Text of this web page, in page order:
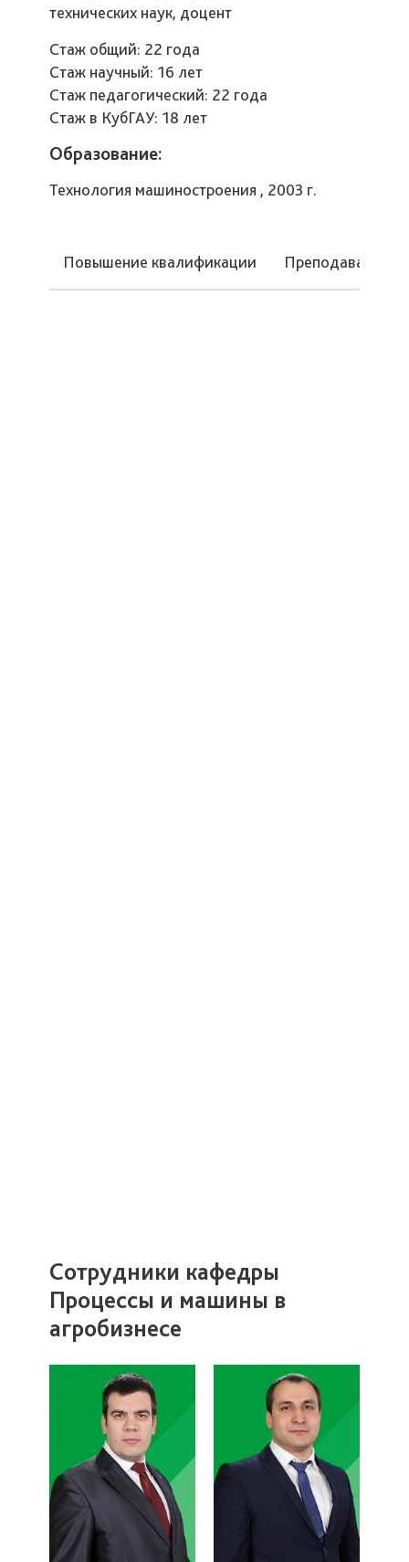
технических наук, доцент
Стаж общий: 22 года
Стаж научный: 16 лет
Стаж педагогический: 22 года
Стаж в КубГАУ: 18 лет
Образование:
Технология машиностроения , 2003 г.
Повышение квалификации Преподаваемые
Сотрудники кафедры
Процессы и машины в
агробизнесе